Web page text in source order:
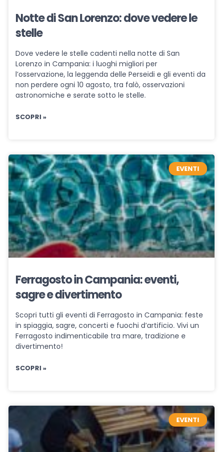
Notte di San Lorenzo: dove vedere le
stelle
Dove vedere le stelle cadenti nella notte di San
Lorenzo in Campania: i luoghi migliori per
l’osservazione, la leggenda delle Perseidi e gli eventi da
non perdere ogni 10 agosto, tra falò, osservazioni
astronomiche e serate sotto le stelle.
SCOPRI »
EVENTI
Ferragosto in Campania: eventi,
sagre e divertimento
Scopri tutti gli eventi di Ferragosto in Campania: feste
in spiaggia, sagre, concerti e fuochi d’artificio. Vivi un
Ferragosto indimenticabile tra mare, tradizione e
divertimento!
SCOPRI »
EVENTI